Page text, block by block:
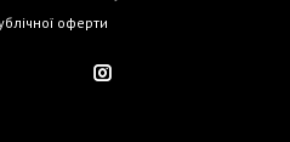
оферти